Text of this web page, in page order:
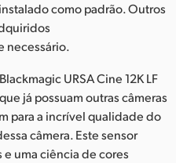
como padrão. Outros
necessário.
URSA Cine 12K LF
já possuam outras câmeras
para a incrível qualidade do
câmera. Este sensor
uma ciência de cores